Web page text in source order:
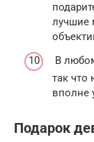
лучшие
В
так что
вполне
Подарок